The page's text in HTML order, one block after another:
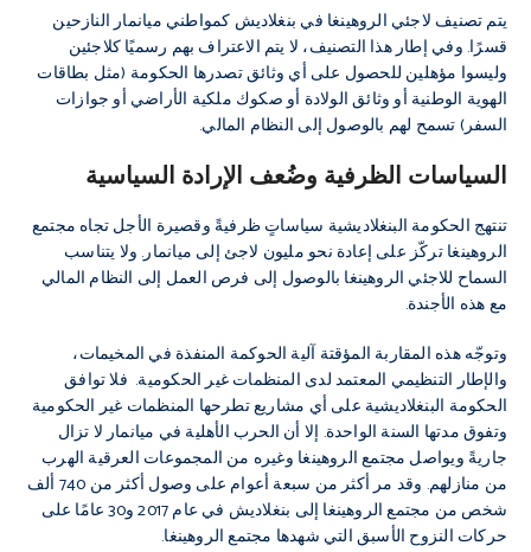
يتم تصنيف لاجئي الروهينغا في بنغلاديش كمواطني ميانمار النازحين
قسرًا. وفي إطار هذا التصنيف، لا يتم الاعتراف بهم رسميًا كلاجئين
وليسوا مؤهلين للحصول على أي وثائق تصدرها الحكومة (مثل بطاقات
الهوية الوطنية أو وثائق الولادة أو صكوك ملكية الأراضي أو جوازات
السفر) تسمح لهم بالوصول إلى النظام المالي.
السياسات الظرفية وضُعف الإرادة السياسية
تنتهج الحكومة البنغلاديشية سياساتٍ ظرفيةً وقصيرة الأجل تجاه مجتمع
الروهينغا تركّز على إعادة نحو مليون لاجئ إلى ميانمار. ولا يتناسب
السماح للاجئي الروهينغا بالوصول إلى فرص العمل إلى النظام المالي
مع هذه الأجندة.
وتوجّه هذه المقاربة المؤقتة آلية الحوكمة المنفذة في المخيمات،
والإطار التنظيمي المعتمد لدى المنظمات غير الحكومية. فلا توافق
الحكومة البنغلاديشية على أي مشاريع تطرحها المنظمات غير الحكومية
وتفوق مدتها السنة الواحدة. إلا أن الحرب الأهلية في ميانمار لا تزال
جاريةً ويواصل مجتمع الروهينغا وغيره من المجموعات العرقية الهرب
من منازلهم. وقد مر أكثر من سبعة أعوام على وصول أكثر من 740 ألف
شخص من مجتمع الروهينغا إلى بنغلاديش في عام 2017 و30 عامًا على
حركات النزوح الأسبق التي شهدها مجتمع الروهينغا.